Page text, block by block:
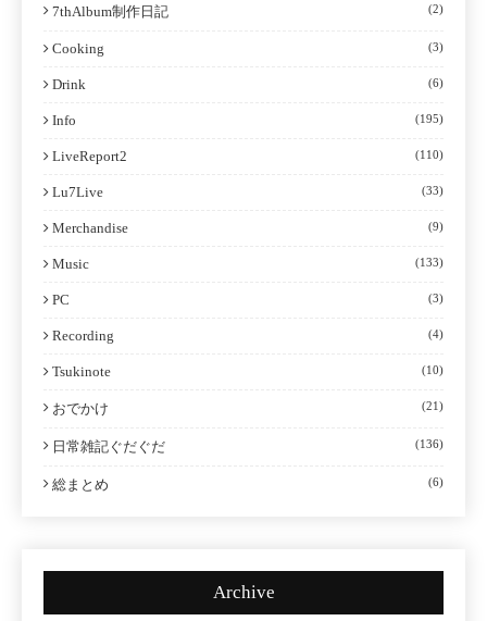
7thAlbum制作日記 (2)
Cooking (3)
Drink (6)
Info (195)
LiveReport2 (110)
Lu7Live (33)
Merchandise (9)
Music (133)
PC (3)
Recording (4)
Tsukinote (10)
おでかけ (21)
日常雑記ぐだぐだ (136)
総まとめ (6)
Archive